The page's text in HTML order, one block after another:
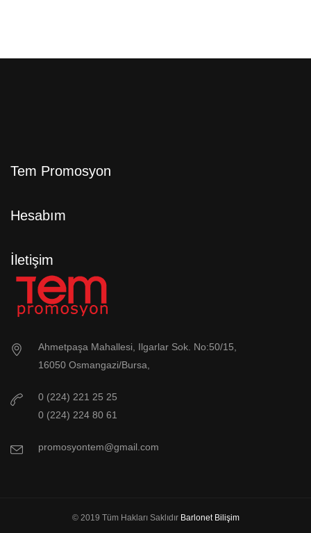
Tem Promosyon
Hesabım
İletişim
Ahmetpaşa Mahallesi, Ilgarlar Sok. No:50/15,
16050 Osmangazi/Bursa,
0 (224) 221 25 25
0 (224) 224 80 61
promosyontem@gmail.com
© 2019 Tüm Hakları Saklıdır Barlonet Bilişim